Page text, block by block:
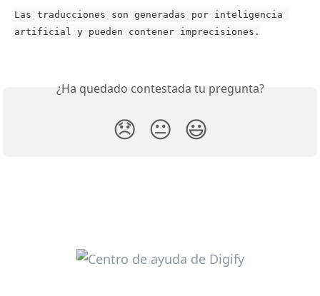
Las traducciones son generadas por inteligencia
artificial y pueden contener imprecisiones.
¿Ha quedado contestada tu pregunta?
😞 😐 😃